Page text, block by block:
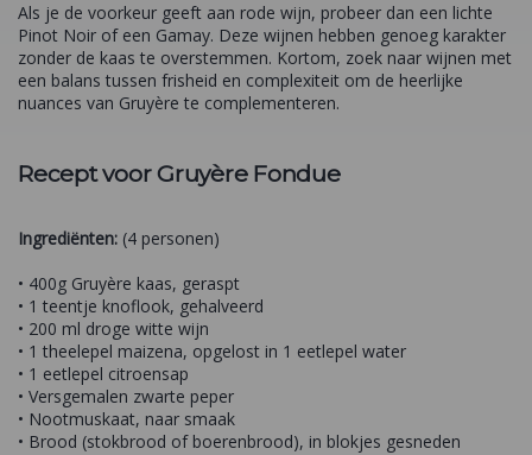
Als je de voorkeur geeft aan rode wijn, probeer dan een lichte
Pinot Noir of een Gamay. Deze wijnen hebben genoeg karakter
zonder de kaas te overstemmen. Kortom, zoek naar wijnen met
een balans tussen frisheid en complexiteit om de heerlijke
nuances van Gruyère te complementeren.
Recept voor Gruyère Fondue
Ingrediënten: (4 personen)
• 400g Gruyère kaas, geraspt
• 1 teentje knoflook, gehalveerd
• 200 ml droge witte wijn
• 1 theelepel maizena, opgelost in 1 eetlepel water
• 1 eetlepel citroensap
• Versgemalen zwarte peper
• Nootmuskaat, naar smaak
• Brood (stokbrood of boerenbrood), in blokjes gesneden